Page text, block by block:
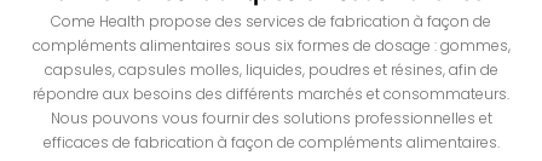
Come Health propose des services de fabrication à façon de
compléments alimentaires sous six formes de dosage : gommes,
capsules, capsules molles, liquides, poudres et résines, afin de
répondre aux besoins des différents marchés et consommateurs.
Nous pouvons vous fournir des solutions professionnelles et
efficaces de fabrication à façon de compléments alimentaires.